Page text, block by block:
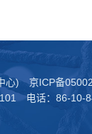
中心)京ICP备
电话：86-10-